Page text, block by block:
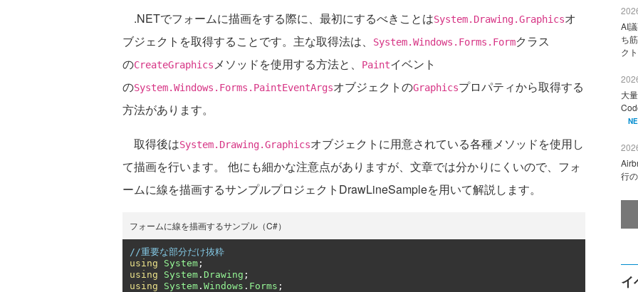
.NETでフォームに描画をする際に、最初にするべきことはSystem.Drawing.Graphicsオ
ブジェクトを取得することです。主な取得法は、
System.Windows.Forms.Formクラス
のCreateGraphics メソッドを使用する方法と、 Paintイベント
のSystem.Windows.Forms.PaintEventArgsオブジェクトのGraphicsプロパティから取得する
方法があります。
取得後はSystem.Drawing.Graphicsオブジェクトに用意されている各種メソッドを使用し
て描画を行います。 他にも細かな注意点がありますが、文章では分かりにくいので、フォ
ームに線を描画するサンプルプロジェクトDrawLineSampleを用いて解説します。
フォームに線を描画するサンプル（C#）
//重要な部分だけ抜粋
using
System ;
using
System . Drawing ;
using
System . Windows . Forms ;
AI
ち
ク
大
行
イ